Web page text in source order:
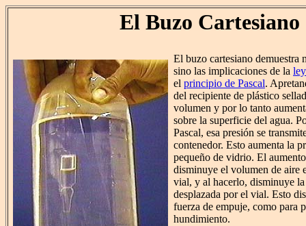
El Buzo Cartesiano
El buzo cartesiano demuestra
sino las implicaciones de la
el principio de Pascal.
del recipiente de plástico
volumen y por lo tanto
sobre la superficie del agua.
Pascal, esa presión se
contenedor. Esto aumenta la
pequeño de vidrio. El
disminuye el volumen de aire
vial, y al hacerlo, disminuye
desplazada por el vial. Esto
fuerza de empuje, como para
hundimiento.